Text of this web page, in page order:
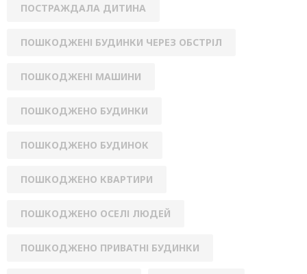
ПОСТРАЖДАЛА ДИТИНА
ПОШКОДЖЕНІ БУДИНКИ ЧЕРЕЗ ОБСТРІЛ
ПОШКОДЖЕНІ МАШИНИ
ПОШКОДЖЕНО БУДИНКИ
ПОШКОДЖЕНО БУДИНОК
ПОШКОДЖЕНО КВАРТИРИ
ПОШКОДЖЕНО ОСЕЛІ ЛЮДЕЙ
ПОШКОДЖЕНО ПРИВАТНІ БУДИНКИ